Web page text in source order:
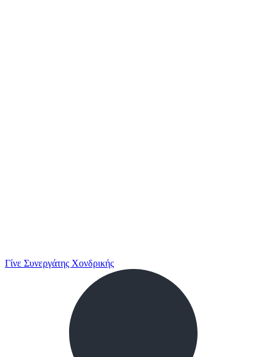
Γίνε Συνεργάτης Χονδρικής